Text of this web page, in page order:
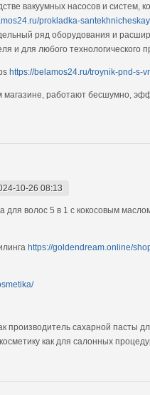
вакуумных насосов и систем,
prokladka-
ряд оборудования и
и для любого технологического
https://belamos24.ru/troynik-pnd-s-
работают бесшумно,
10-26 08:13
для волос 5 в 1 с кокосовым
https://goldendream.online/
производитель сахарной пасты
как для салонных